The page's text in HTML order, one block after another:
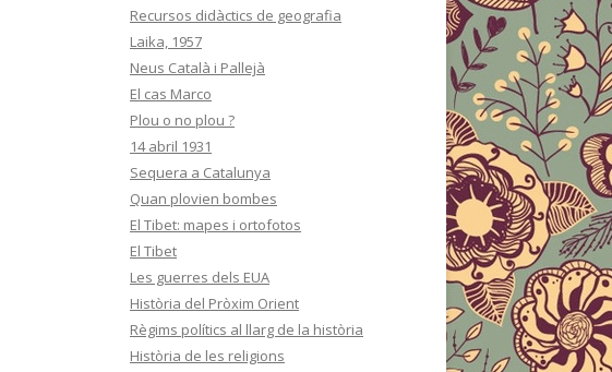
Recursos didàctics de geografia
Laika, 1957
Neus Català i Pallejà
El cas Marco
Plou o no plou ?
14 abril 1931
Sequera a Catalunya
Quan plovien bombes
El Tibet: mapes i ortofotos
El Tibet
Les guerres dels EUA
Història del Pròxim Orient
Règims polítics al llarg de la història
Història de les religions